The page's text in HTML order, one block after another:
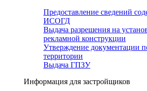
Предоставление сведений
ИСОГД
Выдача разрешения на
рекламной конструкции
Утверждение документации
территории
Выдача ГПЗУ
Информация для застройщиков